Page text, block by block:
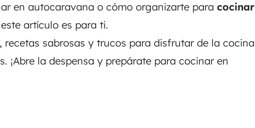
en autocaravana o cómo organizarte para cocinar
artículo es para ti.
recetas sabrosas y trucos para disfrutar de la cocina
¡Abre la despensa y prepárate para cocinar en